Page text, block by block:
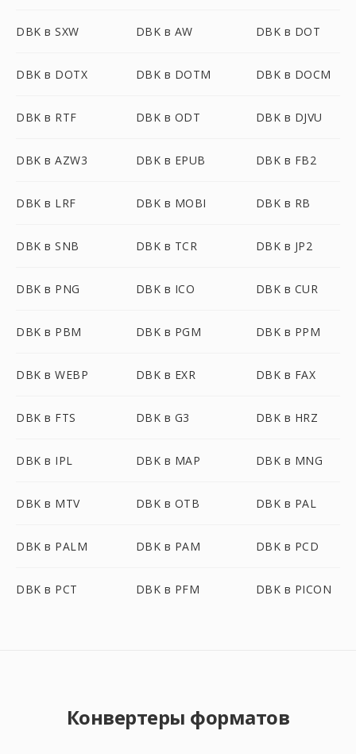
DBK в SXW DBK в AW DBK в DOT
DBK в DOTX DBK в DOTM DBK в DOCM
DBK в RTF DBK в ODT DBK в DJVU
DBK в AZW3 DBK в EPUB DBK в FB2
DBK в LRF DBK в MOBI DBK в RB
DBK в SNB DBK в TCR DBK в JP2
DBK в PNG DBK в ICO DBK в CUR
DBK в PBM DBK в PGM DBK в PPM
DBK в WEBP DBK в EXR DBK в FAX
DBK в FTS DBK в G3 DBK в HRZ
DBK в IPL DBK в MAP DBK в MNG
DBK в MTV DBK в OTB DBK в PAL
DBK в PALM DBK в PAM DBK в PCD
DBK в PCT DBK в PFM DBK в PICON
Конвертеры форматов